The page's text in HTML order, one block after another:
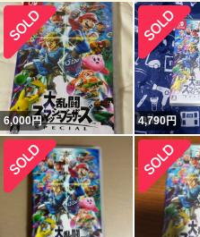
6,000円 4,790円